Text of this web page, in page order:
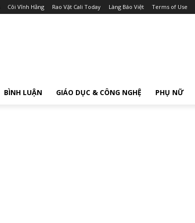
Cõi Vĩnh Hằng Rao Vặt Cali Today Làng Báo Việt Terms of Use
BÌNH LUẬN GIÁO DỤC & CÔNG NGHỆ PHỤ NỮ